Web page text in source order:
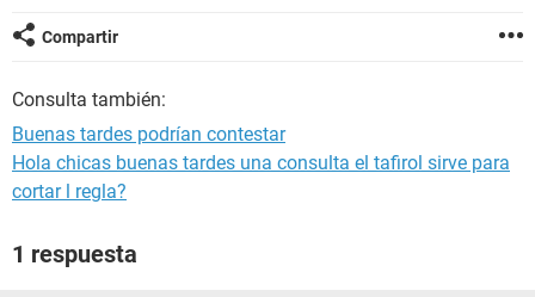
Compartir
Consulta también:
Buenas tardes podrían contestar
Hola chicas buenas tardes una consulta el tafirol sirve para
cortar l regla?
1 respuesta